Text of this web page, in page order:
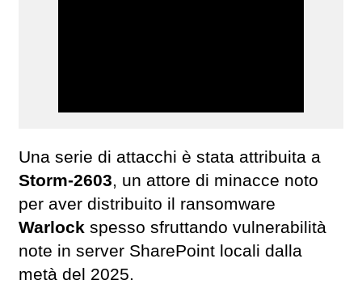
Una serie di attacchi è stata attribuita a
Storm-2603, un attore di minacce noto
per aver distribuito il ransomware
Warlock spesso sfruttando vulnerabilità
note in server SharePoint locali dalla
metà del 2025.